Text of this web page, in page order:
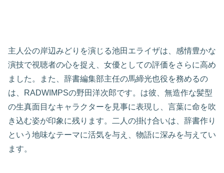
主人公の岸辺みどりを演じる池田エライザは、感情豊かな
演技で視聴者の心を捉え、女優としての評価をさらに高め
ました。また、辞書編集部主任の馬締光也役を務めるの
は、RADWIMPSの野田洋次郎です。は彼、無造作な髪型
の生真面目なキャラクターを見事に表現し、言葉に命を吹
き込む姿が印象に残ります。二人の掛け合いは、辞書作り
という地味なテーマに活気を与え、物語に深みを与えてい
ます。